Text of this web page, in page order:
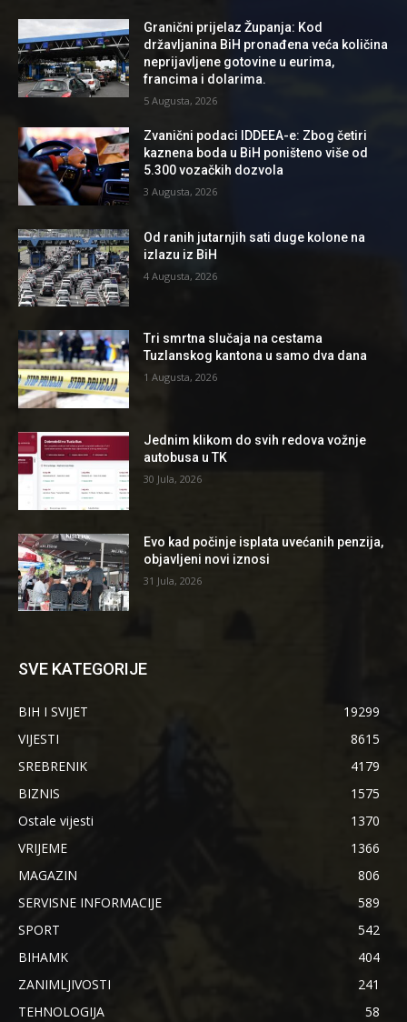
Granični prijelaz Županja: Kod
državljanina BiH pronađena veća količina
neprijavljene gotovine u eurima,
francima i dolarima.
5 Augusta, 2026
Zvanični podaci IDDEEA-e: Zbog četiri
kaznena boda u BiH poništeno više od
5.300 vozačkih dozvola
3 Augusta, 2026
Od ranih jutarnjih sati duge kolone na
izlazu iz BiH
4 Augusta, 2026
Tri smrtna slučaja na cestama
Tuzlanskog kantona u samo dva dana
1 Augusta, 2026
Jednim klikom do svih redova vožnje
autobusa u TK
30 Jula, 2026
Evo kad počinje isplata uvećanih penzija,
objavljeni novi iznosi
31 Jula, 2026
SVE KATEGORIJE
BIH I SVIJET
19299
VIJESTI
8615
SREBRENIK
4179
BIZNIS
1575
Ostale vijesti
1370
VRIJEME
1366
MAGAZIN
806
SERVISNE INFORMACIJE
589
SPORT
542
BIHAMK
404
ZANIMLJIVOSTI
241
TEHNOLOGIJA
58